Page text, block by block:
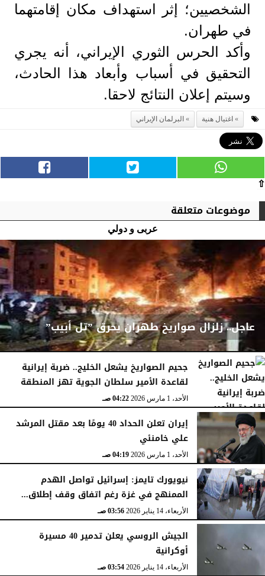
الشخصيين؛ إثر استهداف مكان إقامتهما
في طهران.
وأكد الحرس الثوري الإيراني، أنه يجري
التحقيق في أسباب وأبعاد هذا الحادث،
وسيتم إعلان النتائج لاحقا.
اغتيال هنية البرلمان الإيراني
⇧
موضوعات متعلقة
عربى و دولي
عاجل.. زلزال صواريخ طهران يحرق ”تل أبيب”
الأحد، 1 مارس 2026
جحيم الصواريخ يشعل الخليج.. ضربة إيرانية
لقاعدة الأمير سلطان الجوية تهز المنطقة
الأحد، 1 مارس 2026 04:22 صـ
إيران تعلن الحداد 40 يومًا بعد مقتل المرشد
علي خامنئي
الأحد، 1 مارس 2026 04:19 صـ
نيويورك تايمز: إسرائيل تواصل الهدم
الممنهج في غزة رغم اتفاق وقف إطلاق...
الأربعاء، 14 يناير 2026 03:56 صـ
الجيش الروسي يعلن تدمير 40 مسيرة
أوكرانية
الأربعاء، 14 يناير 2026 03:54 صـ